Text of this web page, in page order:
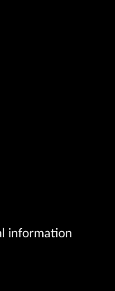
information